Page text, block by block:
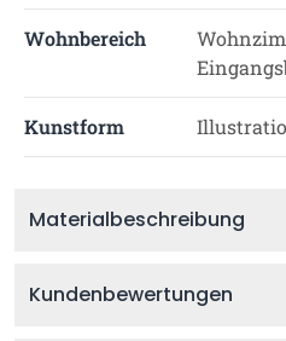
Wohnbereich
Kunstform
Materialbeschreibung
Kundenbewertungen